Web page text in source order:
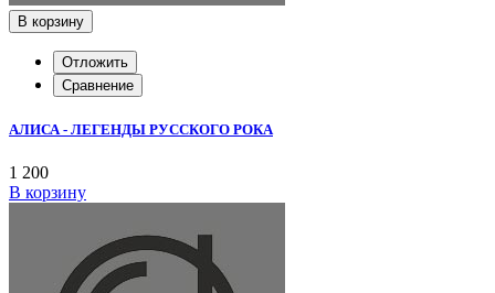
В корзину
Отложить
Сравнение
АЛИСА - ЛЕГЕНДЫ РУССКОГО РОКА
1 200
В корзину